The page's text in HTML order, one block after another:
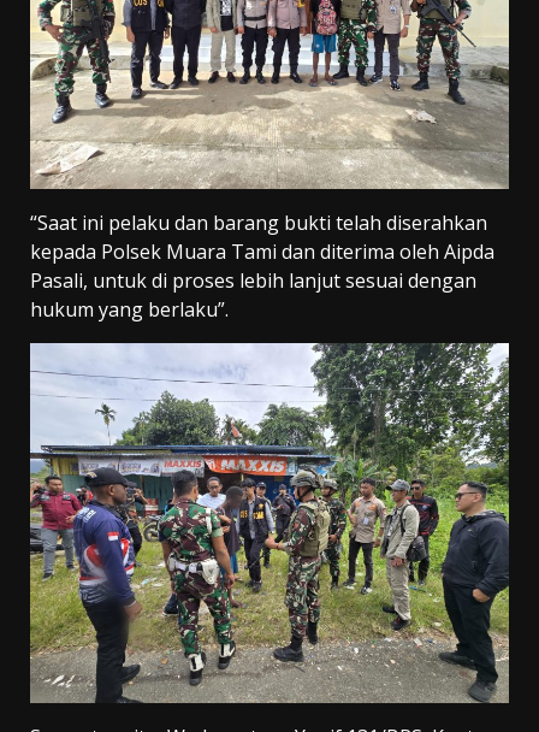
“Saat ini pelaku dan barang bukti telah diserahkan
kepada Polsek Muara Tami dan diterima oleh Aipda
Pasali, untuk di proses lebih lanjut sesuai dengan
hukum yang berlaku”.